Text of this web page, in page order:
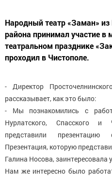
Народный театр «Заман»
района принимал участие
театральном празднике
проходил в Чистополе.
- Директор
рассказывает, как это было:
- Мы познакомились с
Нурлатского, Спасского и
представили презентацию
Презентация, которую
Галина Носова, заинтересовала
Нам же интересно было